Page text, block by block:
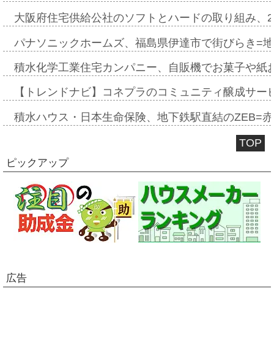
大阪府住宅供給公社のソフトとハードの取り組み
パナソニックホームズ、福島県伊達市で街びらき=
積水化学工業住宅カンパニー、自販機でお菓子や
【トレンドナビ】コネプラのコミュニティ醸成サ
積水ハウス・日本生命保険、地下鉄駅直結のZEB=
TOP
ピックアップ
広告